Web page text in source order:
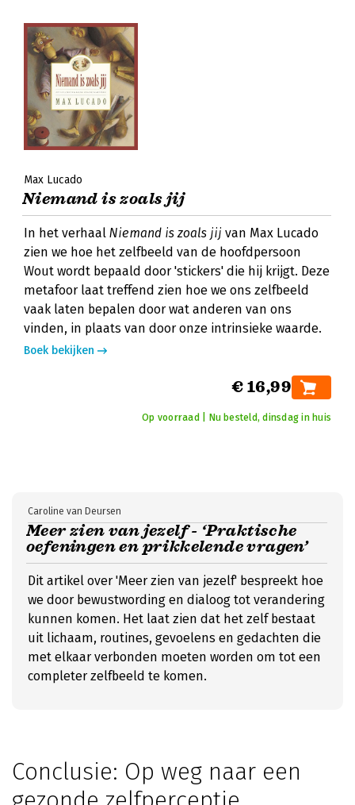
Max Lucado
Niemand is zoals jij
In het verhaal Niemand is zoals jij van Max Lucado
zien we hoe het zelfbeeld van de hoofdpersoon
Wout wordt bepaald door 'stickers' die hij krijgt. Deze
metafoor laat treffend zien hoe we ons zelfbeeld
vaak laten bepalen door wat anderen van ons
vinden, in plaats van door onze intrinsieke waarde.
Boek bekijken
€ 16,99
Op voorraad | Nu besteld, dinsdag in huis
Meer zien van jezelf - ‘Praktische
oefeningen en prikkelende vragen’
Caroline van Deursen
Dit artikel over 'Meer zien van jezelf' bespreekt hoe
we door bewustwording en dialoog tot verandering
kunnen komen. Het laat zien dat het zelf bestaat
uit lichaam, routines, gevoelens en gedachten die
met elkaar verbonden moeten worden om tot een
completer zelfbeeld te komen.
Conclusie: Op weg naar een